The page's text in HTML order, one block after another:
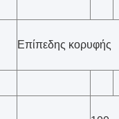
Επίπεδης κορυφής